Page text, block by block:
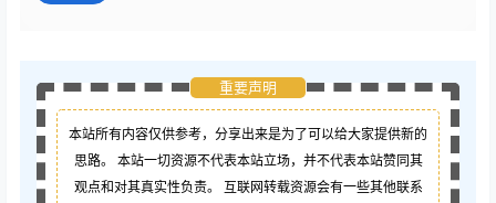
重要声明
本站所有内容仅供参考，分享出来是为了可以给大家提供新的
思路。 本站一切资源不代表本站立场，并不代表本站赞同其
观点和对其真实性负责。 互联网转载资源会有一些其他联系